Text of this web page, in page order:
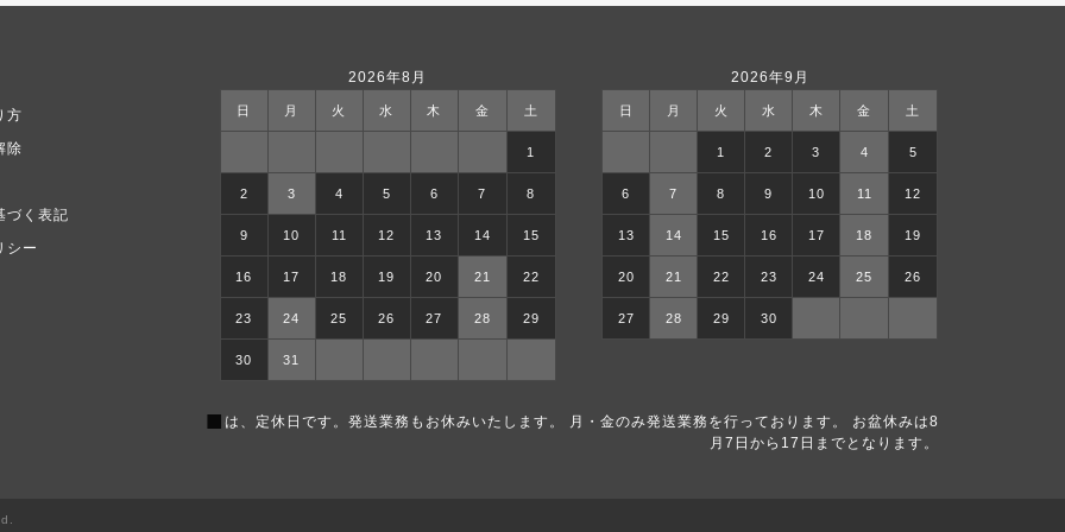
2026年8月
日 月 火 水 木 金 土
1
2 3 4 5 6 7 8
9 10 11 12 13 14 15
16 17 18 19 20 21 22
23 24 25 26 27 28 29
30 31
2026年9月
日 月 火 水 木 金 土
1 2 3 4 5
6 7 8 9 10 11 12
13 14 15 16 17 18 19
20 21 22 23 24 25 26
27 28 29 30
■ は、定休日です。発送業務もお休みいたします。 月・金のみ発送業務を行っております。 お盆休みは8
月7日から17日までとなります。
方
除
づく表記
シー